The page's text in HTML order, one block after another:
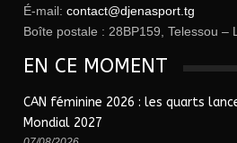
É-mail: contact@djenasport.tg
Boîte postale : 28BP159, Telessou –
EN CE MOMENT
CAN féminine 2026 : les quarts
Mondial 2027